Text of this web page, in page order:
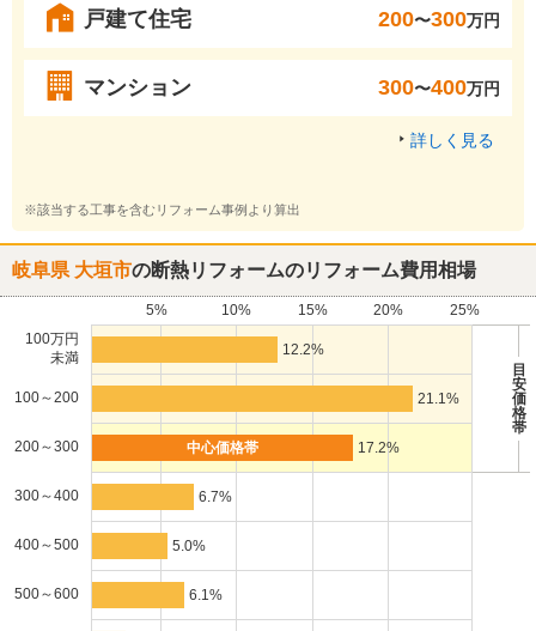
戸建て住宅 200〜300万円
マンション 300〜400万円
詳しく見る
※該当する工事を含むリフォーム事例より算出
岐阜県 大垣市の断熱リフォームのリフォーム費用相場
5% 10% 15% 20%
25%
100万円
未満
12.2%
目
安
価
格
帯
100～200 21.1%
200～300 17.2%
300～400 6.7%
400～500 5.0%
500～600 6.1%